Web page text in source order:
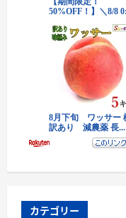
カテゴリー